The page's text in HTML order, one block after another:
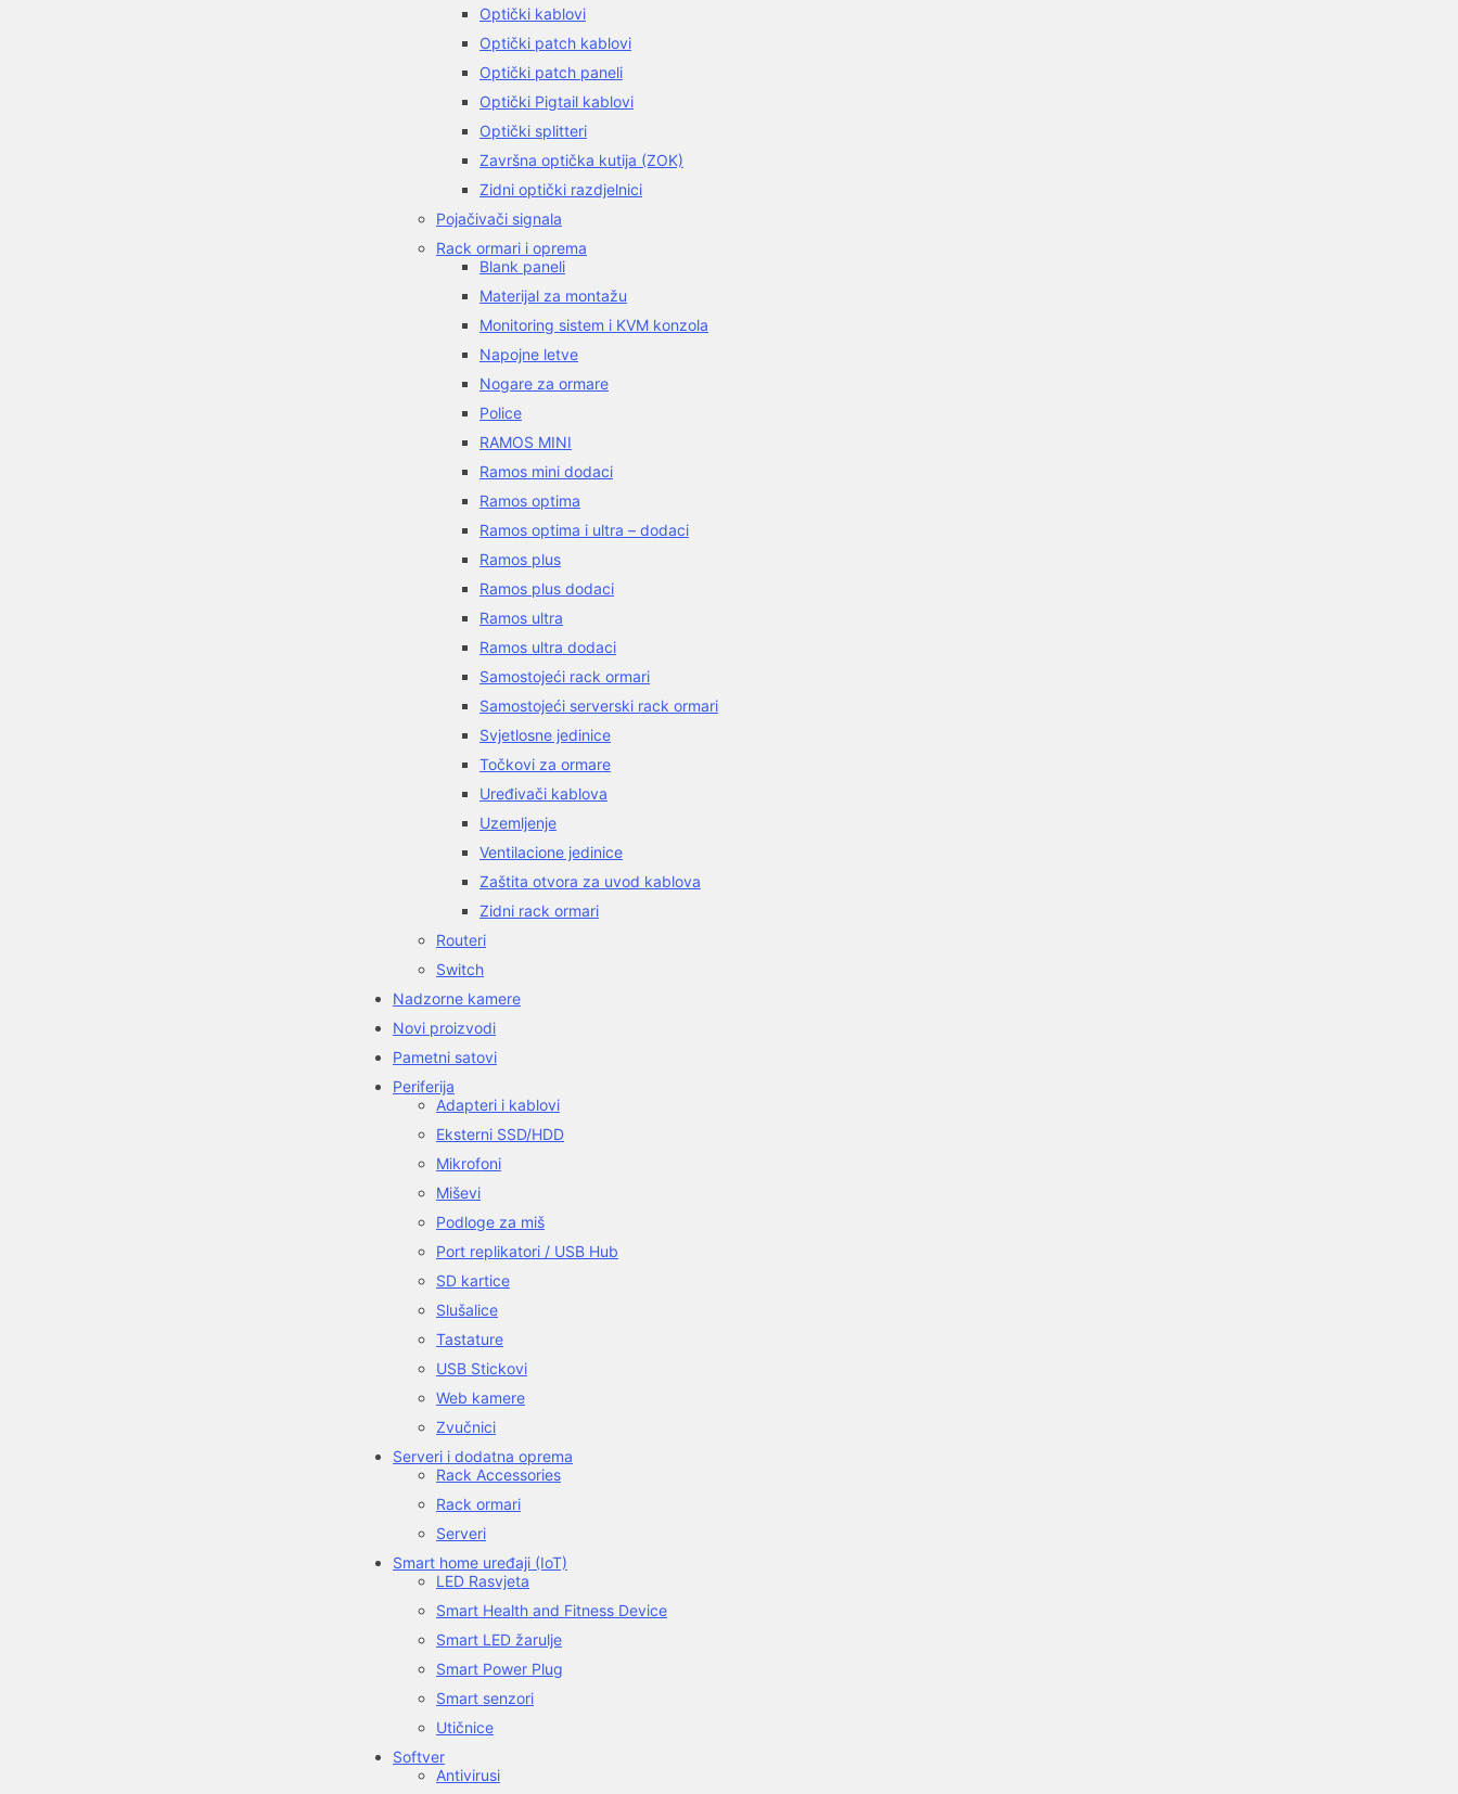
Optički kablovi
Optički patch kablovi
Optički patch paneli
Optički Pigtail kablovi
Optički splitteri
Završna optička kutija (ZOK)
Zidni optički razdjelnici
Pojačivači signala
Rack ormari i oprema
Blank paneli
Materijal za montažu
Monitoring sistem i KVM konzola
Napojne letve
Nogare za ormare
Police
RAMOS MINI
Ramos mini dodaci
Ramos optima
Ramos optima i ultra – dodaci
Ramos plus
Ramos plus dodaci
Ramos ultra
Ramos ultra dodaci
Samostojeći rack ormari
Samostojeći serverski rack ormari
Svjetlosne jedinice
Točkovi za ormare
Uređivači kablova
Uzemljenje
Ventilacione jedinice
Zaštita otvora za uvod kablova
Zidni rack ormari
Routeri
Switch
Nadzorne kamere
Novi proizvodi
Pametni satovi
Periferija
Adapteri i kablovi
Eksterni SSD/HDD
Mikrofoni
Miševi
Podloge za miš
Port replikatori / USB Hub
SD kartice
Slušalice
Tastature
USB Stickovi
Web kamere
Zvučnici
Serveri i dodatna oprema
Rack Accessories
Rack ormari
Serveri
Smart home uređaji (IoT)
LED Rasvjeta
Smart Health and Fitness Device
Smart LED žarulje
Smart Power Plug
Smart senzori
Utičnice
Softver
Antivirusi